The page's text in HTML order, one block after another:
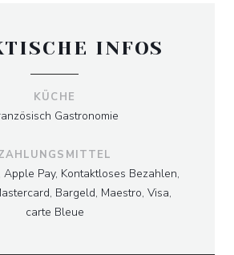
INFOS
KÜCHE
Gastronomie
Apple Pay, Kontaktloses Bezahlen,
Bargeld, Maestro, Visa,
carte Bleue